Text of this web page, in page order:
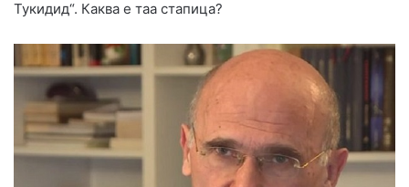
Тукидид“. Каква е таа стапица?